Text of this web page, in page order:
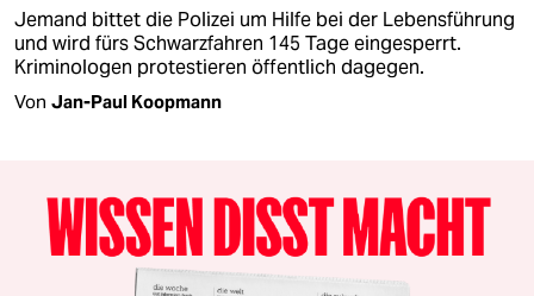
Jemand bittet die Polizei um Hilfe bei der Lebensführung
und wird fürs Schwarzfahren 145 Tage eingesperrt.
Kriminologen protestieren öffentlich dagegen.
Von Jan-Paul Koopmann